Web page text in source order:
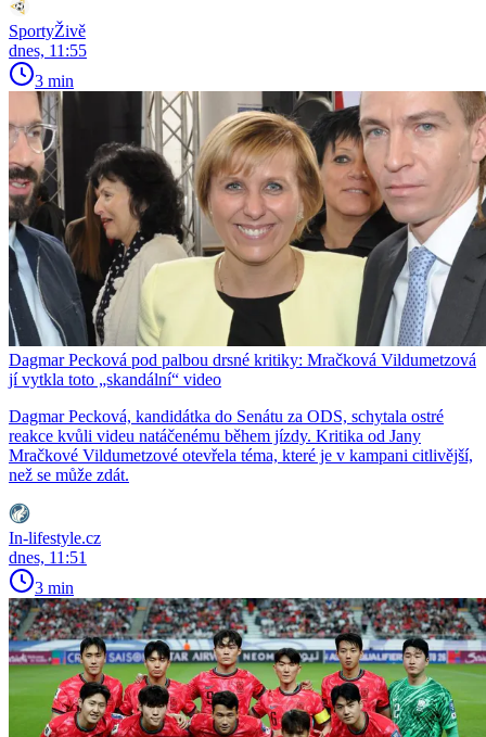
SportyŽivě
dnes, 11:55
3 min
Dagmar Pecková pod palbou drsné kritiky: Mračková Vildumetzová
jí vytkla toto „skandální“ video
Dagmar Pecková, kandidátka do Senátu za ODS, schytala ostré
reakce kvůli videu natáčenému během jízdy. Kritika od Jany
Mračkové Vildumetzové otevřela téma, které je v kampani citlivější,
než se může zdát.
In-lifestyle.cz
dnes, 11:51
3 min